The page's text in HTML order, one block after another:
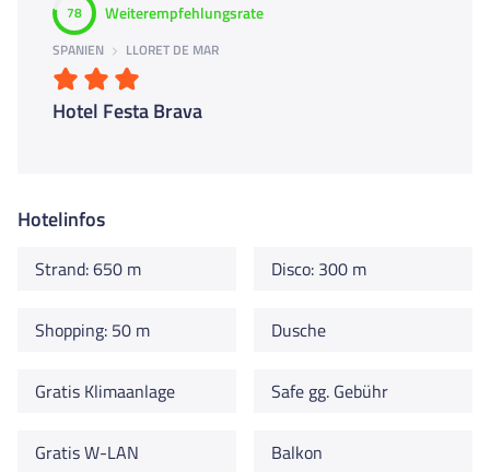
78 Weiterempfehlungsrate
SPANIEN LLORET DE MAR
Hotel Festa Brava
Hotelinfos
Strand: 650 m Disco: 300 m
Shopping: 50 m Dusche
Gratis Klimaanlage Safe gg. Gebühr
Gratis W-LAN Balkon